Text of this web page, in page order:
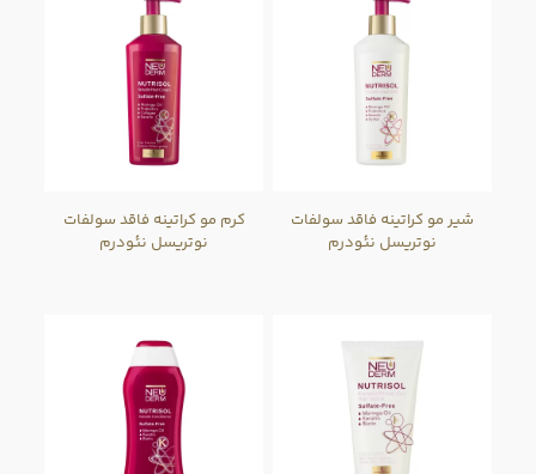
شیر مو کراتینه فاقد سولفات
نوتریسل نئودرم
کرم مو کراتینه فاقد سولفات
نوتریسل نئودرم